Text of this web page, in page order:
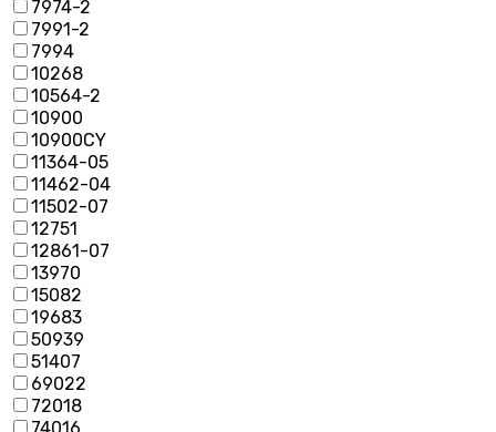
7974-2
7991-2
7994
10268
10564-2
10900
10900CY
11364-05
11462-04
11502-07
12751
12861-07
13970
15082
19683
50939
51407
69022
72018